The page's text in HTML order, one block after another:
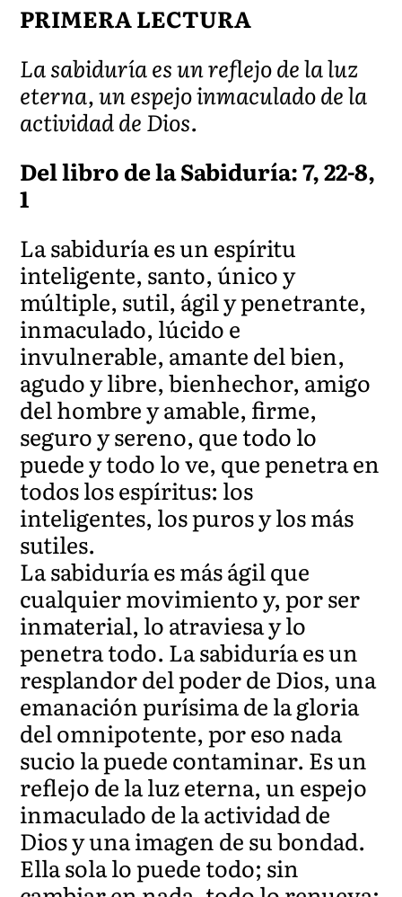
PRIMERA LECTURA
La sabiduría es un reflejo de la luz
eterna, un espejo inmaculado de la
actividad de Dios.
Del libro de la Sabiduría: 7, 22-8,
1
La sabiduría es un espíritu
inteligente, santo, único y
múltiple, sutil, ágil y penetrante,
inmaculado, lúcido e
invulnerable, amante del bien,
agudo y libre, bienhechor, amigo
del hombre y amable, firme,
seguro y sereno, que todo lo
puede y todo lo ve, que penetra en
todos los espíritus: los
inteligentes, los puros y los más
sutiles.
La sabiduría es más ágil que
cualquier movimiento y, por ser
inmaterial, lo atraviesa y lo
penetra todo. La sabiduría es un
resplandor del poder de Dios, una
emanación purísima de la gloria
del omnipotente, por eso nada
sucio la puede contaminar. Es un
reflejo de la luz eterna, un espejo
inmaculado de la actividad de
Dios y una imagen de su bondad.
Ella sola lo puede todo; sin